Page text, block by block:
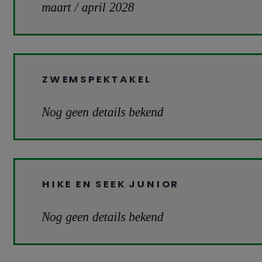
maart / april 2028
ZWEMSPEKTAKEL
Nog geen details bekend
HIKE EN SEEK JUNIOR
Nog geen details bekend